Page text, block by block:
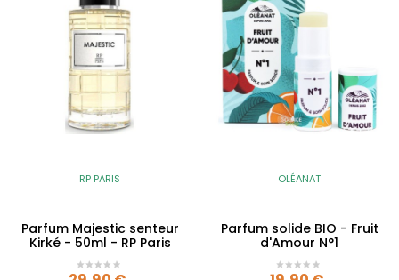
RP PARIS
Parfum Majestic senteur
Kirké - 50ml - RP Paris
OLÉANAT
Parfum solide BIO - Fruit
d'Amour N°1